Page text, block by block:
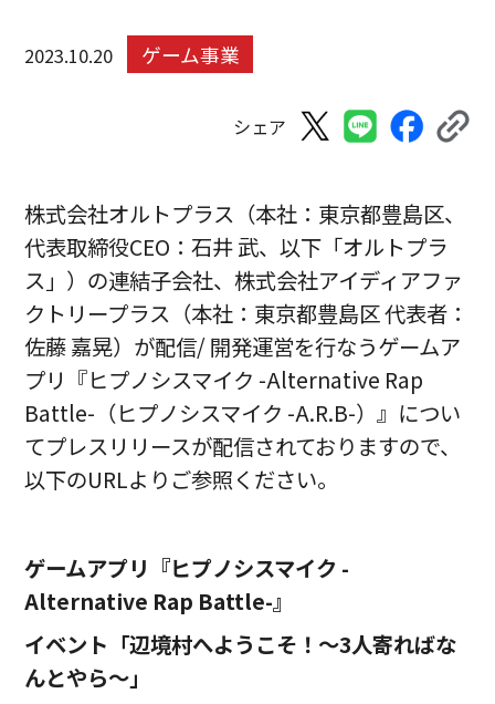
2023.10.20 ゲーム事業
シェア
株式会社オルトプラス（本社：東京都豊島区、
代表取締役CEO：石井 武、以下「オルトプラ
ス」）の連結子会社、株式会社アイディアファ
クトリープラス（本社：東京都豊島区 代表者：
佐藤 嘉晃）が配信/ 開発運営を行なうゲームア
プリ『ヒプノシスマイク -Alternative Rap
Battle-（ヒプノシスマイク -A.R.B-）』につい
てプレスリリースが配信されておりますので、
以下のURLよりご参照ください。
ゲームアプリ『ヒプノシスマイク -
Alternative Rap Battle-』
イベント「辺境村へようこそ！～3人寄ればな
んとやら～」